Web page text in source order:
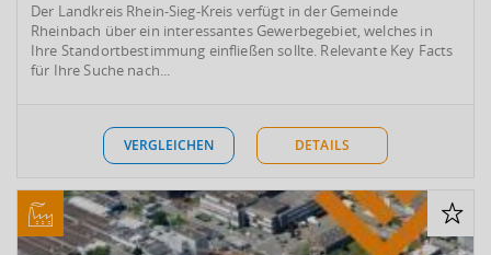
Der Landkreis Rhein-Sieg-Kreis verfügt in der Gemeinde
Rheinbach über ein interessantes Gewerbegebiet, welches in
Ihre Standortbestimmung einfließen sollte. Relevante Key Facts
für Ihre Suche nach...
VERGLEICHEN DETAILS